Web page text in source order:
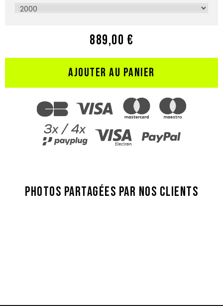
889,00 €
AJOUTER AU PANIER
PHOTOS PARTAGÉES PAR NOS CLIENTS